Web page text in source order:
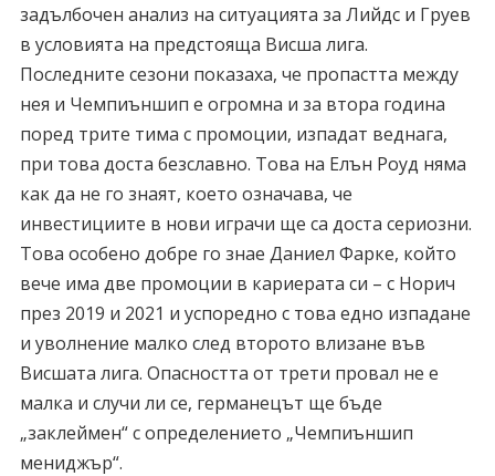
задълбочен анализ на ситуацията за Лийдс и Груев
в условията на предстояща Висша лига.
Последните сезони показаха, че пропастта между
нея и Чемпиъншип е огромна и за втора година
поред трите тима с промоции, изпадат веднага,
при това доста безславно. Това на Елън Роуд няма
как да не го знаят, което означава, че
инвестициите в нови играчи ще са доста сериозни.
Това особено добре го знае Даниел Фарке, който
вече има две промоции в кариерата си – с Норич
през 2019 и 2021 и успоредно с това едно изпадане
и уволнение малко след второто влизане във
Висшата лига. Опасността от трети провал не е
малка и случи ли се, германецът ще бъде
„заклеймен“ с определението „Чемпиъншип
мениджър“.